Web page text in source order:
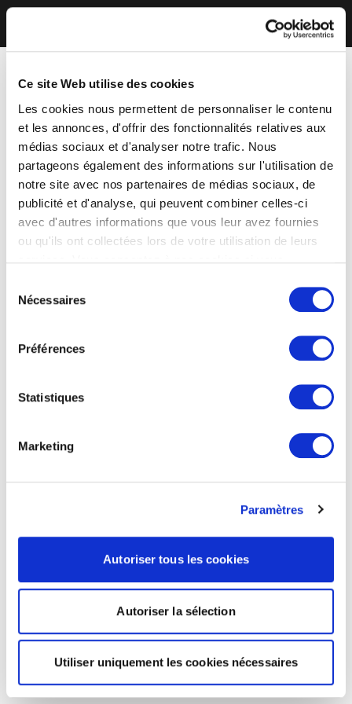
Ce site Web utilise des cookies
Les cookies nous permettent de personnaliser le contenu
et les annonces, d'offrir des fonctionnalités relatives aux
médias sociaux et d'analyser notre trafic. Nous
partageons également des informations sur l'utilisation de
notre site avec nos partenaires de médias sociaux, de
publicité et d'analyse, qui peuvent combiner celles-ci
avec d'autres informations que vous leur avez fournies
ou qu'ils ont collectées lors de votre utilisation de leurs
Nécessaires
Préférences
Statistiques
Marketing
Paramètres
Autoriser tous les cookies
Autoriser la sélection
Utiliser uniquement les cookies nécessaires